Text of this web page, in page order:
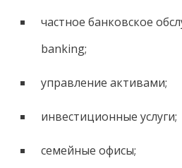
частное банковское
banking;
управление активами;
инвестиционные услуги;
семейные офисы;